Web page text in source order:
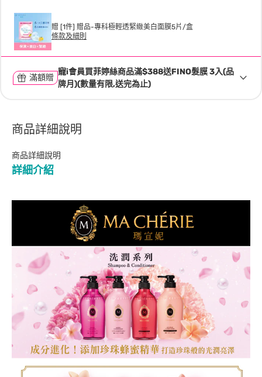
贈 [1件] 贈品-專科極輕透緊緻美白面膜5片/盒
條款及細則
滿額贈
寵i會員買菲婷絲商品滿$388送FINO髮膜 3入(品
牌月)(數量有限,送完為止)
商品詳細說明
商品詳細說明
詳細介紹